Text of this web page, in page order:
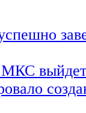
МКС